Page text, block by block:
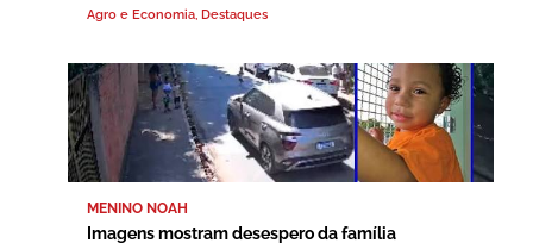
Agro e Economia, Destaques
MENINO NOAH
Imagens mostram desespero da família